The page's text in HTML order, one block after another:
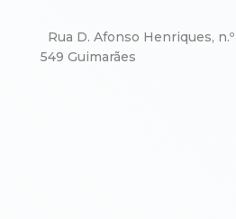
Rua D. Afonso Henriques,
549 Guimarães